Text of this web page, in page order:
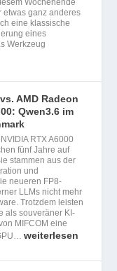
etwas ganz anderes
eine klassische
eines
Werkzeug
AMD Radeon
Qwen3.6 im
RTX A6000
fünf Jahre auf
stammen aus der
und
neueren FP8-
LLMs nicht mehr
Trotzdem leisten
als souveräner KI-
MIFCOM eine
weiterlesen